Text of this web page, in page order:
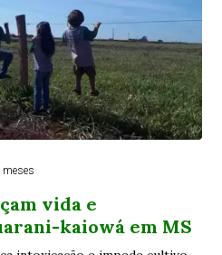
meses
vida e
kaiowá em MS